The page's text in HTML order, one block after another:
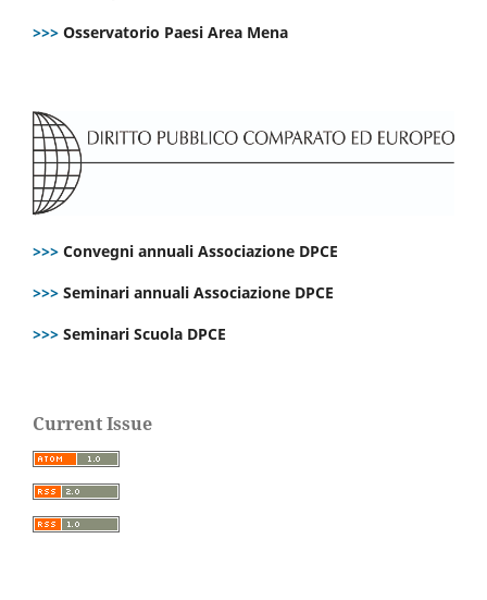
>>> Osservatorio Paesi Area Mena
>>> Convegni annuali Associazione DPCE
>>> Seminari annuali Associazione DPCE
>>> Seminari Scuola DPCE
Current Issue